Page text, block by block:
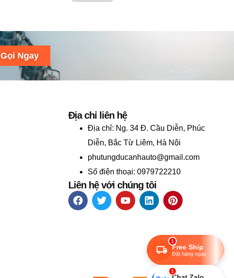
Gọi Ngay
Địa chỉ liên hệ
Địa chỉ: Ng. 34 Đ. Cầu Diễn, Phúc
Diễn, Bắc Từ Liêm, Hà Nội
phutungducanhauto@gmail.com
Số điện thoại: 0979722210
Liên hệ với chúng tôi
1
Free Ship
Đặt hàng ngay
1